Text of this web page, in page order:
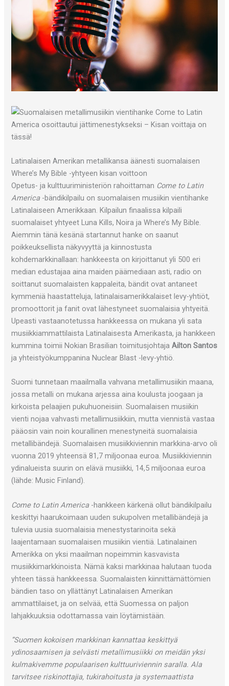
Latinalaisen Amerikan metallikansa äänesti suomalaisen
Where’s My Bible -yhtyeen kisan voittoon
Opetus- ja kulttuuriministeriön rahoittaman Come to Latin
America -bändikilpailu on suomalaisen musiikin vientihanke
Latinalaiseen Amerikkaan. Kilpailun finaalissa kilpaili
suomalaiset yhtyeet Luna Kills, Noira ja Where’s My Bible.
Aiemmin tänä kesänä startannut hanke on saanut
poikkeuksellista näkyvyyttä ja kiinnostusta
kohdemarkkinallaan: hankkeesta on kirjoittanut yli 500 eri
median edustajaa aina maiden päämediaan asti, radio on
soittanut suomalaisten kappaleita, bändit ovat antaneet
kymmeniä haastatteluja, latinalaisamerikkalaiset levy-yhtiöt,
promoottorit ja fanit ovat lähestyneet suomalaisia yhtyeitä.
Upeasti vastaanotetussa hankkeessa on mukana yli sata
musiikkiammattilaista Latinalaisesta Amerikasta, ja hankkeen
kummina toimii Nokian Brasilian toimitusjohtajaAilton Santos
ja yhteistyökumppanina Nuclear Blast -levy-yhtiö.
Suomi tunnetaan maailmalla vahvana metallimusiikin maana,
jossa metalli on mukana arjessa aina koulusta joogaan ja
kirkoista pelaajien pukuhuoneisiin. Suomalaisen musiikin
vienti nojaa vahvasti metallimusiikkiin, mutta viennistä vastaa
pääosin vain noin kourallinen menestyneitä suomalaisia
metallibändejä. Suomalaisen musiikkiviennin markkina-arvo oli
vuonna 2019 yhteensä 81,7 miljoonaa euroa. Musiikkiviennin
ydinalueista suurin on elävä musiikki, 14,5 miljoonaa euroa
(lähde: Music Finland).
Come to Latin America -hankkeen kärkenä ollut bändikilpailu
keskittyi haarukoimaan uuden sukupolven metallibändejä ja
tulevia uusia suomalaisia menestystarinoita sekä
laajentamaan suomalaisen musiikin vientiä. Latinalainen
Amerikka on yksi maailman nopeimmin kasvavista
musiikkimarkkinoista. Nämä kaksi markkinaa halutaan tuoda
yhteen tässä hankkeessa. Suomalaisten kiinnittämättömien
bändien taso on yllättänyt Latinalaisen Amerikan
ammattilaiset, ja on selvää, että Suomessa on paljon
lahjakkuuksia odottamassa vain löytämistään.
”Suomen kokoisen markkinan kannattaa keskittyä
ydinosaamisen ja selvästi metallimusiikki on meidän yksi
kulmakivemme populaarisen kulttuuriviennin saralla. Ala
tarvitsee riskinottajia, tukirahoitusta ja systemaattista